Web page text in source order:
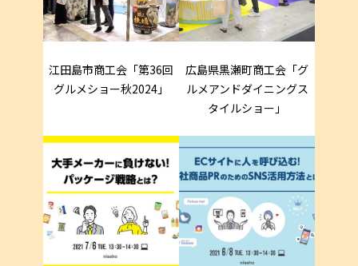
江田島市商工会「第36回
グルメショー秋2024」
広島県黒瀬町商工会「グ
ルメアンドダイニングス
タイルショー」